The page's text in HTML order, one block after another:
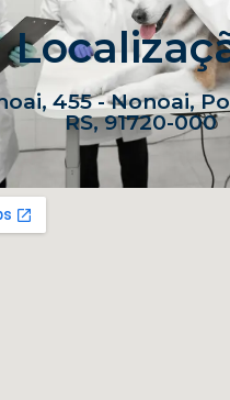
455 - Nonoai,
RS, 91720-000